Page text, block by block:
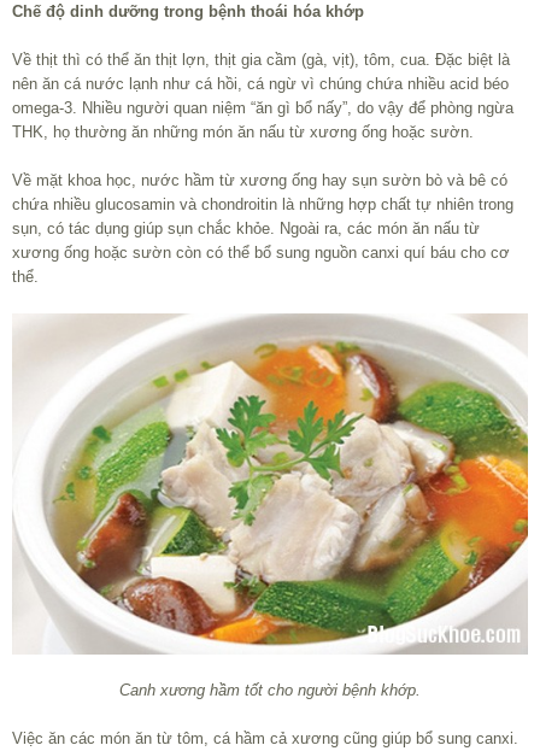
Chế độ dinh dưỡng trong bệnh thoái hóa khớp
Về thịt thì có thể ăn thịt lợn, thịt gia cầm (gà, vịt), tôm, cua. Đặc biệt là
nên ăn cá nước lạnh như cá hồi, cá ngừ vì chúng chứa nhiều acid béo
omega-3. Nhiều người quan niệm “ăn gì bổ nấy”, do vậy để phòng ngừa
THK, họ thường ăn những món ăn nấu từ xương ống hoặc sườn.
Về mặt khoa học, nước hầm từ xương ống hay sụn sườn bò và bê có
chứa nhiều glucosamin và chondroitin là những hợp chất tự nhiên trong
sụn, có tác dụng giúp sụn chắc khỏe. Ngoài ra, các món ăn nấu từ
xương ống hoặc sườn còn có thể bổ sung nguồn canxi quí báu cho cơ
thể.
Canh xương hầm tốt cho người bệnh khớp.
Việc ăn các món ăn từ tôm, cá hầm cả xương cũng giúp bổ sung canxi.